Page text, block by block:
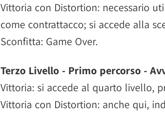
Vittoria con Distortion: necessario
come contrattacco; si accede alla
Sconfitta: Game Over.
Terzo Livello - Primo percorso -
Vittoria: si accede al quarto livello,
Vittoria con Distortion: anche qui,